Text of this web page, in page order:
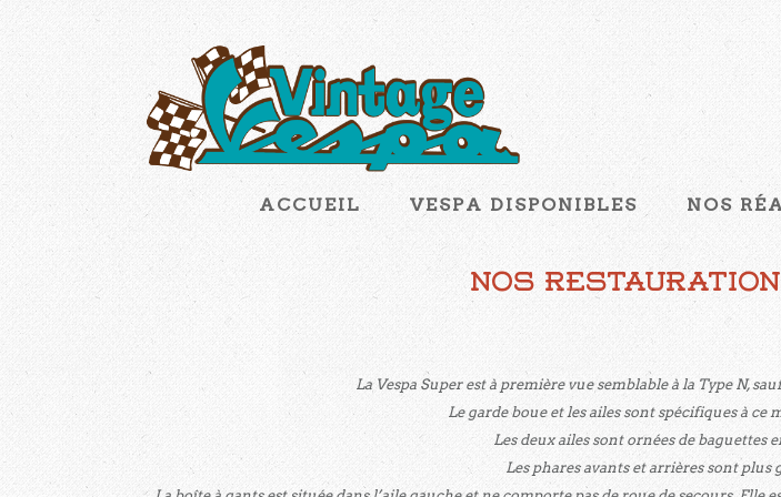
ACCUEIL VESPA DISPONIBLES NOS
Nos
La Vespa Super est à première vue semblable à la Type N,
Le garde boue et les ailes sont spécifiques à ce
Les deux ailes sont ornées de baguettes
Les phares avants et arrières sont plus